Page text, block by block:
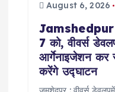
August 6, 2026
Jamshedpur :
7 को, वीवर्स
आर्गेनाइजेशन कर
करेंगे उद्घाटन